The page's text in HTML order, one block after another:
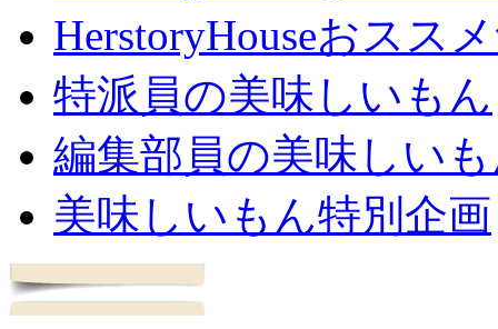
HerstoryHouseおスス
特派員の美味しいもん
編集部員の美味しい
美味しいもん特別企画